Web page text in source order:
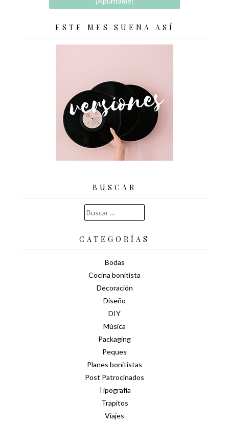
ESTE MES SUENA ASÍ
BUSCAR
Buscar:
CATEGORÍAS
Bodas
Cocina bonitista
Decoración
Diseño
DIY
Música
Packaging
Peques
Planes bonitistas
Post Patrocinados
Tipografía
Trapitos
Viajes